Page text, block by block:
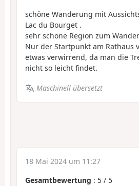
schöne Wanderung mit
Lac du Bourget .
sehr schöne Region zum
Nur der Startpunkt am Rathaus
etwas verwirrend, da man die
nicht so leicht findet.
Maschinell übersetzt
18 Mai 2024 um 11:27
Gesamtbewertung : 5 / 5